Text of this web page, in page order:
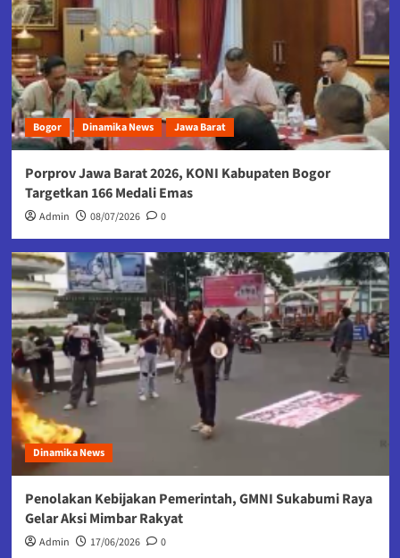
Bogor Dinamika News Jawa Barat
Porprov Jawa Barat 2026, KONI Kabupaten Bogor
Targetkan 166 Medali Emas
Admin 08/07/2026 0
Dinamika News
Penolakan Kebijakan Pemerintah, GMNI Sukabumi Raya
Gelar Aksi Mimbar Rakyat
Admin 17/06/2026 0